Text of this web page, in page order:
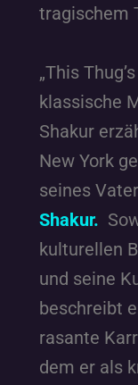
tragischem
„This
klassische
Shakur
New York
seines
Shakur.
kulturellen
und seine
beschreibt
rasante
dem er als